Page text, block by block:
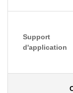
Support
d'application